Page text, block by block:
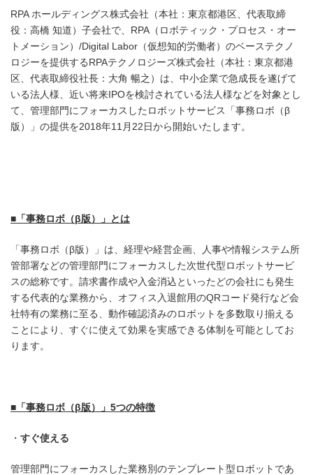
RPA ホールディングス株式会社（本社：東京都港区、代表取締
役：高橋 知道）子会社で、RPA（ロボティック・プロセス・オー
トメーション）/Digital Labor（仮想知的労働者）のベーステクノ
ロジーを提供するRPAテクノロジーズ株式会社（本社：東京都港
区、代表取締役社長：大角 暢之）は、中小企業で急成長を遂げて
いる法人様、近い将来IPOを検討されている法人様などを対象とし
て、管理部門にフォーカスしたロボットサービス「事務ロボ（β
版）」の提供を2018年11月22日から開始いたします。
■ 「事務ロボ（β版）」とは
「事務ロボ（β版）」は、経理や経営企画、人事や情報システム所
管部署などの管理部門にフォーカスした次世代型ロボットサービ
スの総称です。請求書作成や入金消込といったどの会社にも発生
する代表的な業務から、オフィス入退館用のQRコード発行など会
社特有の業務に至る、動作確認済みのロボットを多数取り揃える
ことにより、すぐに使えて効果を実感できる体制を可能としてお
ります。
■ 「事務ロボ（β版）」 5つの特徴
すぐ使える
管理部門にフォーカスした業務別のテンプレート型ロボットであ